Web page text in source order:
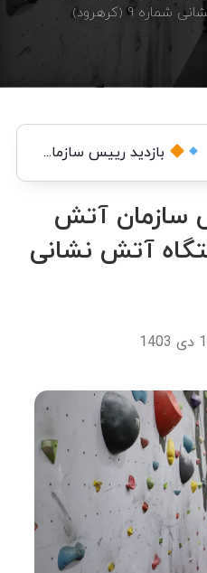
۹ (کرهرود)
بازدید رییس سازمان آتش نشانی اراک از ایستگاه آتش نشانی شماره ۹ (کرهرود)
سازمان آتش
آتش نشانی